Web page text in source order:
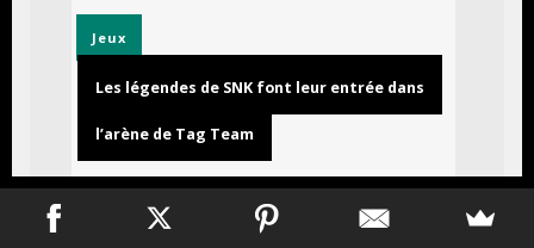
Jeux
Les légendes de SNK font leur entrée dans
l’arène de Tag Team
30 juillet 2026